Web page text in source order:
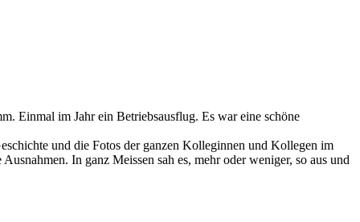
Einmal im Jahr ein Betriebsausflug. Es war eine schöne
und die Fotos der ganzen Kolleginnen und Kollegen im
In ganz Meissen sah es, mehr oder weniger, so aus und